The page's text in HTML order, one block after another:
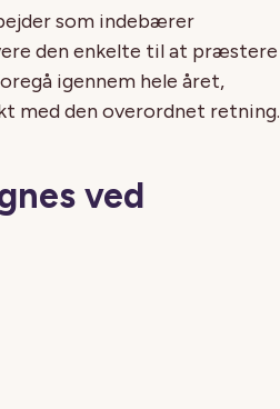
som indebærer
den enkelte til at præstere
igennem hele året,
med den overordnet retning.
ved